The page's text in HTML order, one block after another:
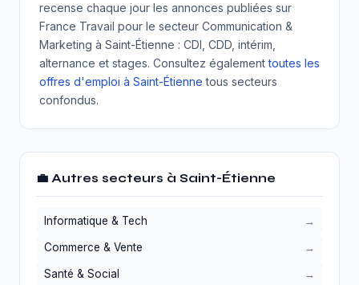
recense chaque jour les annonces publiées sur
France Travail pour le secteur Communication &
Marketing à Saint-Étienne : CDI, CDD, intérim,
alternance et stages. Consultez égalementtoutes les
offres d'emploi à Saint-Étienne tous secteurs
confondus.
💼 Autres secteurs à Saint-Étienne
Informatique & Tech
Commerce & Vente
Santé & Social